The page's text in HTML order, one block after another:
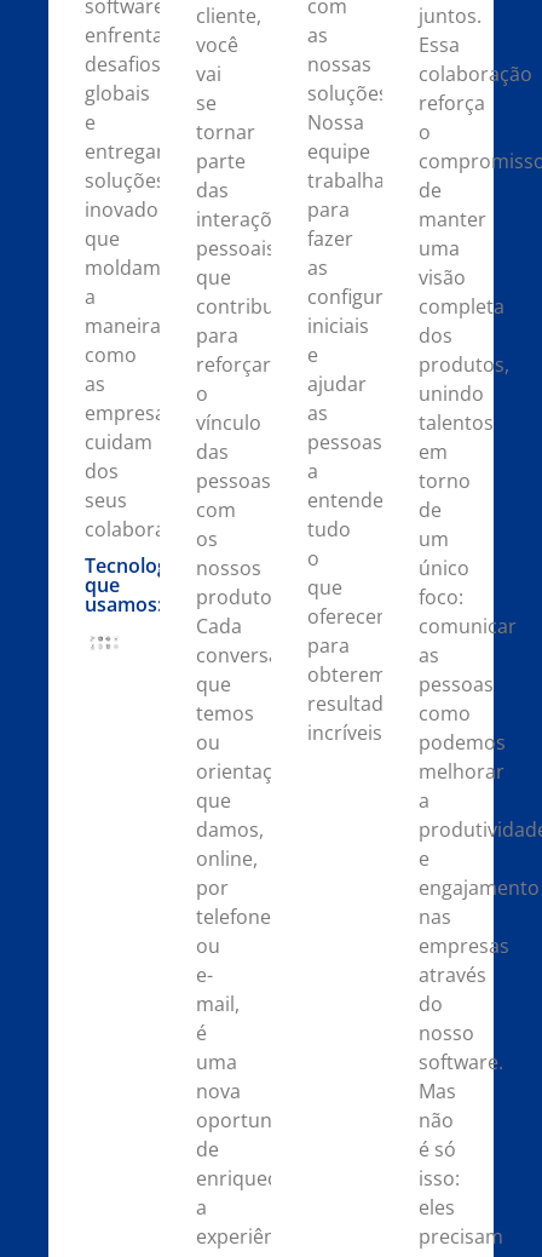
software,
enfrentamos
desafios
globais
e
entregamos
soluções
inovadoras
que
moldam
a
maneira
como
as
empresas
cuidam
dos
seus
colaboradores.
Tecnologias
que
usamos:
cliente,
você
vai
se
tornar
parte
das
interações
pessoais
que
contribuem
para
reforçar
o
vínculo
das
pessoas
com
os
nossos
produtos.
Cada
conversa
que
temos
ou
orientação
que
damos,
online,
por
telefone
ou
e-
mail,
é
uma
nova
oportunidade
de
enriquecermos
a
experiência
com
as
nossas
soluções.
Nossa
equipe
trabalha
para
fazer
as
configurações
iniciais
e
ajudar
as
pessoas
a
entender
tudo
o
que
oferecemos
para
obterem
resultados
incríveis.
juntos.
Essa
colaboração
reforça
o
de
manter
uma
visão
completa
dos
produtos,
unindo
talentos
em
torno
de
um
único
foco:
comunicar
as
pessoas
como
podemos
melhorar
a
e
engajamento
nas
empresas
através
do
nosso
software.
Mas
não
é só
isso:
eles
precisam